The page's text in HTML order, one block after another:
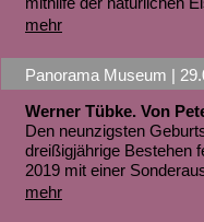
mehr
Panorama Museum |
Werner Tübke. Von
Den neunzigsten
dreißigjährige Bestehen
2019 mit einer
mehr